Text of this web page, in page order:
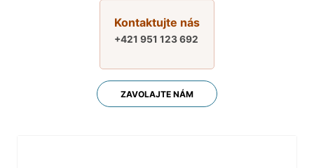
Kontaktujte nás
+421 951 123 692
ZAVOLAJTE NÁM